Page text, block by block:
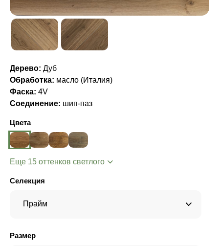
Дерево: Дуб
Обработка: масло (Италия)
Фаска: 4V
Соединение: шип-паз
Цвета
Еще 15 оттенков светлого
Селекция
Прайм
Размер